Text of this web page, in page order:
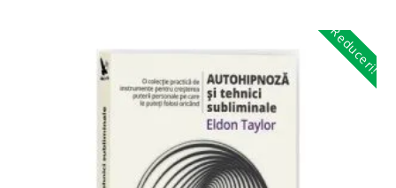
Reduceri!